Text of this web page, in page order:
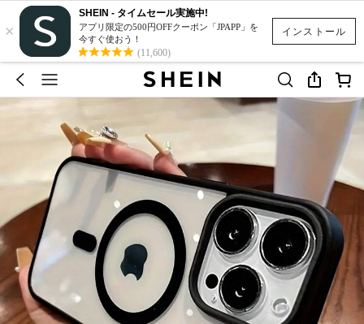
インストール
×
SHEIN - タイムセール実施中!
アプリ限定の500円OFFクーポン「JPAPP」を
今すぐ使おう！
(11,600)